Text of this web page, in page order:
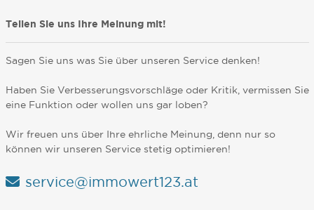
Teilen Sie uns Ihre Meinung mit!
Sagen Sie uns was Sie über unseren Service denken!
Haben Sie Verbesserungsvorschläge oder Kritik, vermissen Sie
eine Funktion oder wollen uns gar loben?
Wir freuen uns über Ihre ehrliche Meinung, denn nur so
können wir unseren Service stetig optimieren!
service@immowert123.at